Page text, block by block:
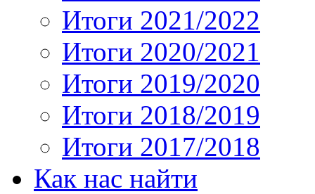
Итоги 2021/2022
Итоги 2020/2021
Итоги 2019/2020
Итоги 2018/2019
Итоги 2017/2018
Как нас найти